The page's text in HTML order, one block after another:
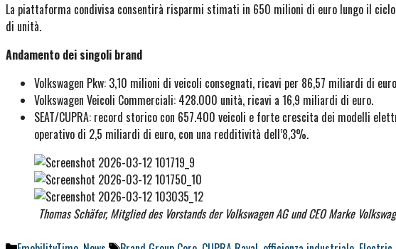
La piattaforma condivisa consentirà risparmi stimati in 650 milioni di euro lungo il
di unità.
Andamento dei singoli brand
Volkswagen Pkw: 3,10 milioni di veicoli consegnati, ricavi per 86,57 miliardi di
Volkswagen Veicoli Commerciali: 428.000 unità, ricavi a 16,9 miliardi di euro.
SEAT/CUPRA: record storico con 657.400 veicoli e forte crescita dei modelli
operativo di 2,5 miliardi di euro, con una redditività dell’8,3%.
Thomas Schäfer, Mitglied des Vorstands der Volkswagen AG und CEO Marke